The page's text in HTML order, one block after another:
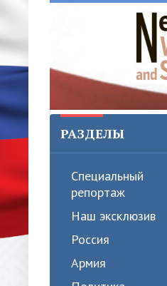
РАЗДЕЛЫ
Специальный
репортаж
Наш эксклюзив
Россия
Армия